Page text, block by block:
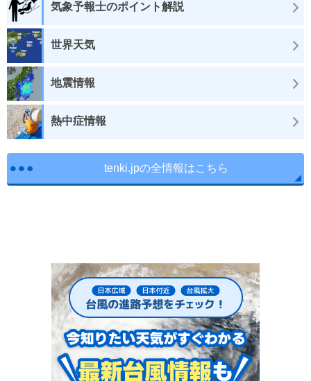
気象予報士のポイント解説
世界天気
地震情報
熱中症情報
tenki.jpの全情報はこちら